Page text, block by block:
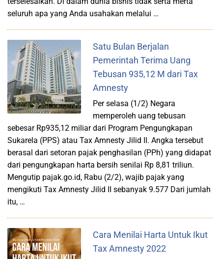
seluruh apa yang Anda usahakan melalui …
Satu Bulan Berjalan
Pemerintah Terima Uang
Tebusan 935,12 M dari Tax
Amnesty
Per selasa (1/2) Negara
memperoleh uang tebusan
sebesar Rp935,12 miliar dari Program Pengungkapan
Sukarela (PPS) atau Tax Amnesty Jilid II. Angka tersebut
berasal dari setoran pajak penghasilan (PPh) yang didapat
dari pengungkapan harta bersih senilai Rp 8,81 triliun.
Mengutip pajak.go.id, Rabu (2/2), wajib pajak yang
mengikuti Tax Amnesty Jilid II sebanyak 9.577 Dari jumlah
itu, …
Cara Menilai Harta Untuk Ikut
Tax Amnesty 2022